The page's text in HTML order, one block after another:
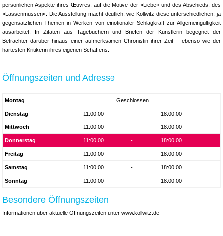
persönlichen Aspekte ihres Œuvres: auf die Motive der »Liebe« und des Abschieds, des
»Lassenmüssen«. Die Ausstellung macht deutlich, wie Kollwitz diese unterschiedlichen, ja
gegensätzlichen Themen in Werken von emotionaler Schlagkraft zur Allgemeingültigkeit
ausarbeitet. In Zitaten aus Tagebüchern und Briefen der Künstlerin begegnet der
Betrachter darüber hinaus einer aufmerksamen Chronistin ihrer Zeit – ebenso wie der
härtesten Kritikerin ihres eigenen Schaffens.
Öffnungszeiten und Adresse
Montag Geschlossen
Dienstag 11:00:00 - 18:00:00
Mittwoch 11:00:00 - 18:00:00
Donnerstag 11:00:00 - 18:00:00
Freitag 11:00:00 - 18:00:00
Samstag 11:00:00 - 18:00:00
Sonntag 11:00:00 - 18:00:00
Besondere Öffnungszeiten
Informationen über aktuelle Öffnungszeiten unter www.kollwitz.de